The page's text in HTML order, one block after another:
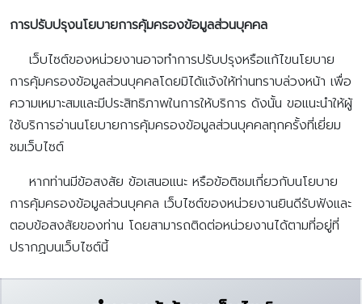
การปรับปรุงนโยบายการคุ้มครองข้อมูลส่วนบุคคล
เว็บไซต์ของหน่วยงานอาจทำการปรับปรุงหรือแก้ไขนโยบาย
การคุ้มครองข้อมูลส่วนบุคคลโดยมิได้แจ้งให้ท่านทราบล่วงหน้า เพื่อ
ความเหมาะสมและมีประสิทธิภาพในการให้บริการ ดังนั้น ขอแนะนำให้ผู้
ใช้บริการอ่านนโยบายการคุ้มครองข้อมูลส่วนบุคคลทุกครั้งที่เยี่ยม
ชมเว็บไซต์
หากท่านมีข้อสงสัย ข้อเสนอแนะ หรือข้อติชมเกี่ยวกับนโยบาย
การคุ้มครองข้อมูลส่วนบุคคล เว็บไซต์ของหน่วยงานยินดีรับฟังและ
ตอบข้อสงสัยของท่าน โดยสามารถติดต่อหน่วยงานได้ตามที่อยู่ที่
ปรากฏบนเว็บไซต์นี้